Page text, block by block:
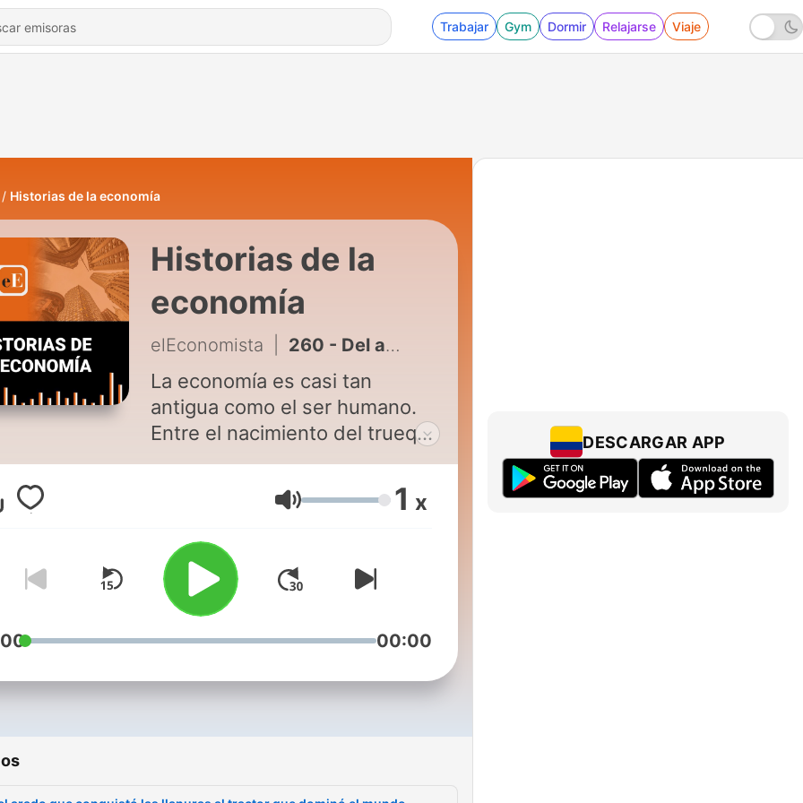
Trabajar Gym Dormir Relajarse Viaje
Historias de la economía
Historias de la
economía
elEconomista 260 - Del arado que conquistó las llanuras al tractor que dominó el mundo
La economía es casi tan
antigua como el ser humano.
Entre el nacimiento del trueque
y la explosión del comercio
online han pasado miles de
años. Y por el camino se han
producido infinidad de
historias que queremos contar
en elEconomista porque nos
ayudan a comprender cómo
hemos llegado hasta aquí.
Volumen 1 x
00:00
DESCARGAR APP